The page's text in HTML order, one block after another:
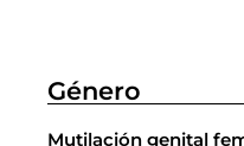
Género
Mutilación genital